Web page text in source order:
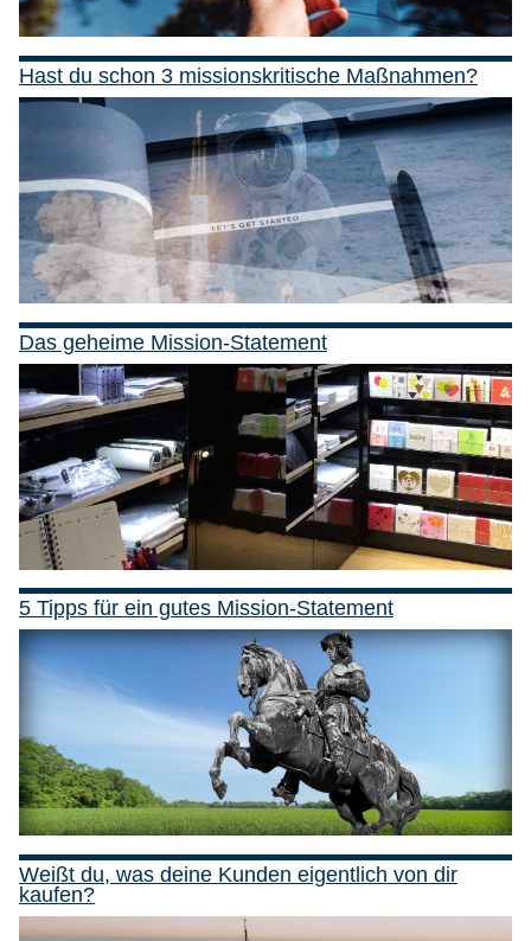
Hast du schon 3 missionskritische Maßnahmen?
Das geheime Mission-Statement
5 Tipps für ein gutes Mission-Statement
Weißt du, was deine Kunden eigentlich von dir
kaufen?